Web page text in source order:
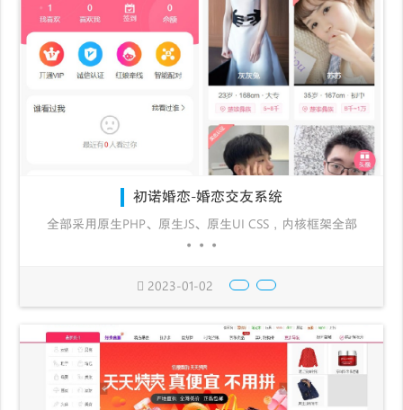
初诺婚恋-婚恋交友系统
全部采用原生PHP、原生JS、原生UI CSS，内核框架全部
···
2023-01-02